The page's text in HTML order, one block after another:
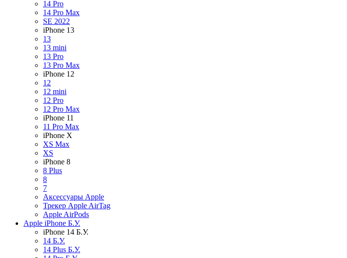
14 Pro
14 Pro Max
SE 2022
iPhone 13
13
13 mini
13 Pro
13 Pro Max
iPhone 12
12
12 mini
12 Pro
12 Pro Max
iPhone 11
11 Pro Max
iPhone X
XS Max
XS
iPhone 8
8 Plus
8
7
Аксессуары Apple
Трекер Apple AirTag
Apple AirPods
Apple iPhone Б.У.
iPhone 14 Б.У.
14 Б.У.
14 Plus Б.У.